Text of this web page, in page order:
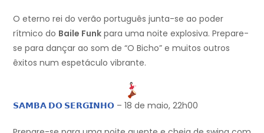
O eterno rei do verão português junta-se ao poder
rítmico do Baile Funk para uma noite explosiva. Prepare-
se para dançar ao som de “O Bicho” e muitos outros
êxitos num espetáculo vibrante.
𝗦𝗔𝗠𝗕𝗔 𝗗𝗢 𝗦𝗘𝗥𝗚𝗜𝗡𝗛𝗢 – 18 de maio, 22h00